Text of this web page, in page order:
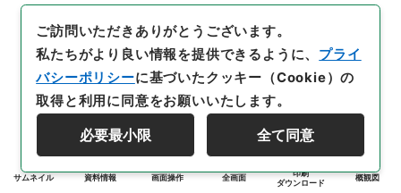
サムネイル 資料情報 画面操作 全画面
印刷
ダウンロード
概観図
ご訪問いただきありがとうございます。
私たちがより良い情報を提供できるように、 プライ
バシーポリシーに基づいたクッキー（Cookie）の
取得と利用に同意をお願いいたします。
必要最小限 全て同意